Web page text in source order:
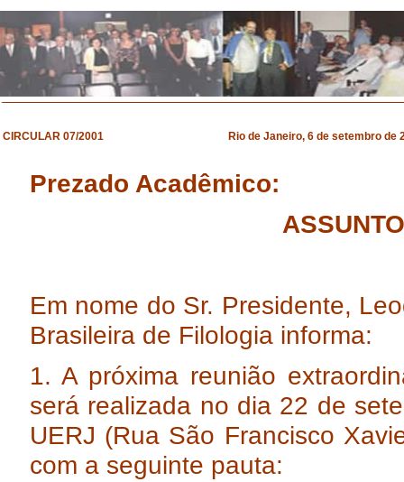
CIRCULAR 07/2001 Rio de Janeiro, 6 de setembro de
Prezado Acadêmico:
Em nome do Sr. Presidente,
Brasileira de Filologia informa:
1. A próxima reunião
será realizada no dia 22 de
UERJ (Rua São Francisco
com a seguinte pauta: